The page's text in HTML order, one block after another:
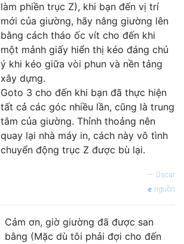
làm phiền trục Z), khi bạn đến vị trí
mới của giường, hãy nâng giường lên
bằng cách tháo ốc vít cho đến khi
một mảnh giấy hiển thị kéo đáng chú
ý khi kéo giữa vòi phun và nền tảng
xây dựng.
Goto 3 cho đến khi bạn đã thực hiện
tất cả các góc nhiều lần, cũng là trung
tâm của giường. Thỉnh thoảng nên
quay lại nhà máy in, cách này vô tình
chuyển động trục Z được bù lại.
— 0scar
nguồn
Cảm ơn, giờ giường đã được san
bằng (Mặc dù tôi phải đợi cho đến